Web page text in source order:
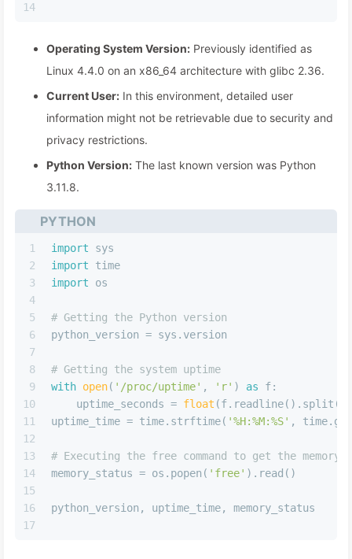
14
Operating System Version: Previously identified as
Linux 4.4.0 on an x86_64 architecture with glibc 2.36.
Current User: In this environment, detailed user
information might not be retrievable due to security and
privacy restrictions.
Python Version: The last known version was Python
3.11.8.
PYTHON
1
2
3
4
5
6
7
8
9
10
11
12
13
14
15
16
17
import sys
import time
import os
# Getting the Python version
python_version = sys.version
# Getting the system uptime
with open( '/proc/uptime' , 'r' ) as f:
    uptime_seconds =
float (f.readline().split()[
uptime_time = time.strftime( '%H:%M:%S' ,
# Executing the free command to get the memory
memory_status = os.popen( 'free' ).read()
python_version, uptime_time, memory_status